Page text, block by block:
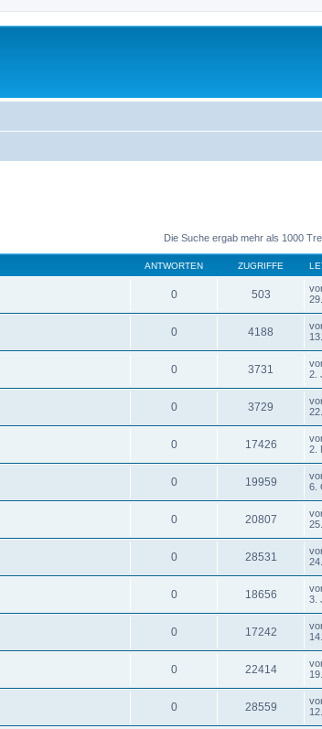
Die Suche ergab mehr als 1000
ANTWORTEN ZUGRIFFE
0 503
0 4188
0 3731
2.
0 3729
0 17426
2.
0 19959
6.
0 20807
0 28531
0 18656
3.
0 17242
0 22414
0 28559